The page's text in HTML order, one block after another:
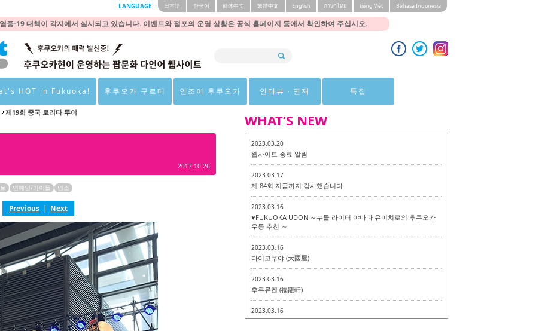
증-19 대책이 각지에서 실시되고 있습니다. 이벤트와 점포의 운영 상황은 공식 홈페이지 등에서 확인하여 주십시오.
LANGUAGE 日本語 한국어 簡体中文 繁體中文 English ภาษาไทย tiéng Viêt Bahasa Indonesia
HOT in Fukuoka! 후쿠오카 구르메 인조이 후쿠오카 인터뷰・연재 특집
제19회 중국 로리타 투어
2017.10.26
연예인/아이돌 명소
Previous | Next
WHAT’S NEW
2023.03.20
웹사이트 종료 알림
2023.03.17
제 84회 지금까지 감사했습니다
2023.03.16
♥FUKUOKA UDON ～누들 라이터 야마다 유이치로의 후쿠오카
우동 추천 ～
2023.03.16
다이코쿠야 (大國屋)
2023.03.16
후쿠류켄 (福龍軒)
2023.03.16
후쿠오카 라멘 월드 - Presented by 누들 라이터 야마다 유이치로